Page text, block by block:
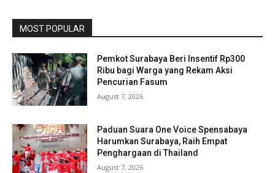
MOST POPULAR
Pemkot Surabaya Beri Insentif Rp300
Ribu bagi Warga yang Rekam Aksi
Pencurian Fasum
August 7, 2026
Paduan Suara One Voice Spensabaya
Harumkan Surabaya, Raih Empat
Penghargaan di Thailand
August 7, 2026